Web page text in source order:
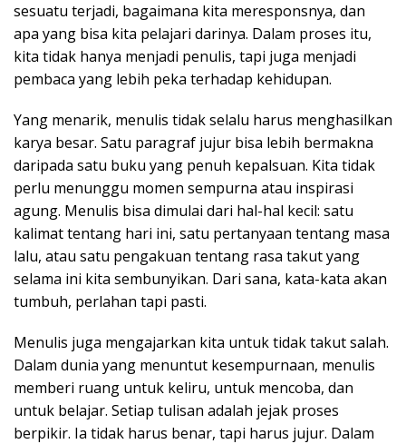
sesuatu terjadi, bagaimana kita meresponsnya, dan
apa yang bisa kita pelajari darinya. Dalam proses itu,
kita tidak hanya menjadi penulis, tapi juga menjadi
pembaca yang lebih peka terhadap kehidupan.
Yang menarik, menulis tidak selalu harus menghasilkan
karya besar. Satu paragraf jujur bisa lebih bermakna
daripada satu buku yang penuh kepalsuan. Kita tidak
perlu menunggu momen sempurna atau inspirasi
agung. Menulis bisa dimulai dari hal-hal kecil: satu
kalimat tentang hari ini, satu pertanyaan tentang masa
lalu, atau satu pengakuan tentang rasa takut yang
selama ini kita sembunyikan. Dari sana, kata-kata akan
tumbuh, perlahan tapi pasti.
Menulis juga mengajarkan kita untuk tidak takut salah.
Dalam dunia yang menuntut kesempurnaan, menulis
memberi ruang untuk keliru, untuk mencoba, dan
untuk belajar. Setiap tulisan adalah jejak proses
berpikir. Ia tidak harus benar, tapi harus jujur. Dalam